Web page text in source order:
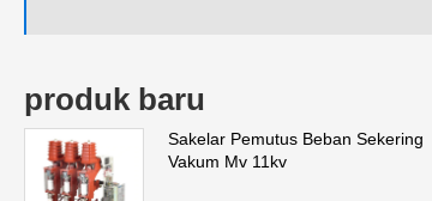
produk baru
Sakelar Pemutus Beban Sekering
Vakum Mv 11kv